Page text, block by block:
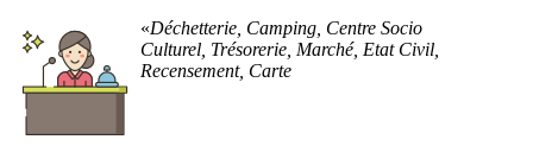
Déchetterie, Camping, Centre Socio
Culturel, Trésorerie, Marché, Etat Civil,
Recensement, Carte